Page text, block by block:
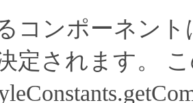
コンポーネント
定されます。